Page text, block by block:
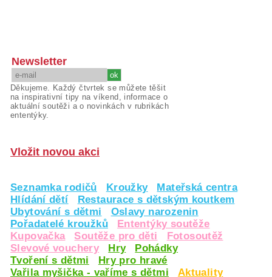
Newsletter
Děkujeme. Každý čtvrtek se můžete těšit
na inspirativní tipy na víkend, informace o
aktuální soutěži a o novinkách v rubrikách
ententýky.
Vložit novou akci
Seznamka rodičů Kroužky
Mateřská centra
Hlídání dětí
Restaurace s dětským koutkem
Ubytování s dětmi
Oslavy narozenin
Pořadatelé kroužků
Ententýky soutěže
Kupovačka
Soutěže pro děti
Fotosoutěž
Slevové vouchery
Hry
Pohádky
Tvoření s dětmi
Hry pro hravé
Vařila myšička - vaříme s dětmi
Aktuality